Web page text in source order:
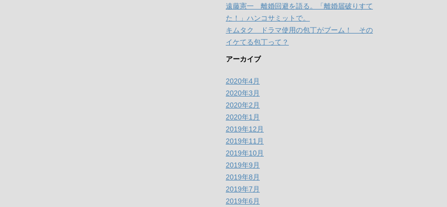
遠藤憲一 離婚回避を語る。「離婚届破りすて
た！」ハンコサミットで。
キムタク ドラマ使用の包丁がブーム！ その
イケてる包丁って？
アーカイブ
2020年4月
2020年3月
2020年2月
2020年1月
2019年12月
2019年11月
2019年10月
2019年9月
2019年8月
2019年7月
2019年6月